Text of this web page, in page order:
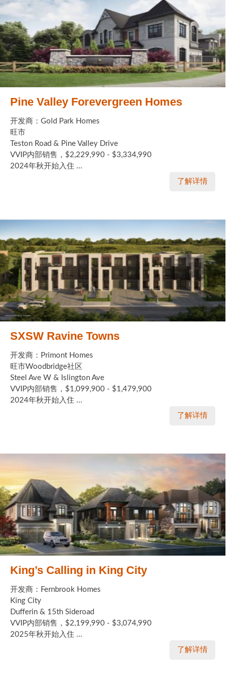
Pine Valley Forevergreen Homes
开发商：Gold Park Homes
旺市
Teston Road & Pine Valley Drive
VVIP内部销售，$2,229,990 - $3,334,990
2024年秋开始入住 ...
了解详情
SXSW Ravine Towns
开发商：Primont Homes
旺市Woodbridge社区
Steel Ave W & Islington Ave
VVIP内部销售，$1,099,900 - $1,479,900
2024年秋开始入住 ...
了解详情
King’s Calling in King City
开发商：Fernbrook Homes
King City
Dufferin & 15th Sideroad
VVIP内部销售，$2,199,990 - $3,074,990
2025年秋开始入住 ...
了解详情